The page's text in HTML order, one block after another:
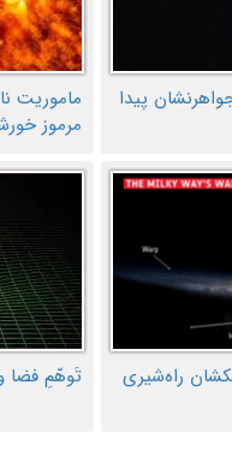
پیدا
ماموریت
مرموز
راه‌شیری
تَوهّمِ فضا